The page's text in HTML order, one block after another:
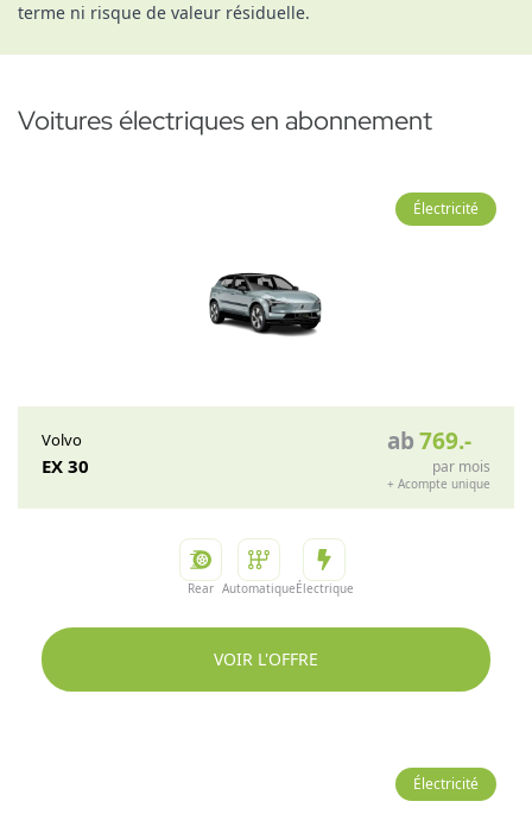
terme ni risque de valeur résiduelle.
Voitures électriques en abonnement
Électricité
Volvo
EX 30
ab769.-
par mois
+ Acompte unique
Rear AutomatiqueÉlectrique
VOIR L'OFFRE
Électricité